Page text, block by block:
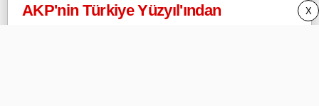
AKP'nin Türkiye Yüzyıl'ından
X